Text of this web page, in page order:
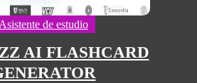
de estudio
AI FLASHCARD